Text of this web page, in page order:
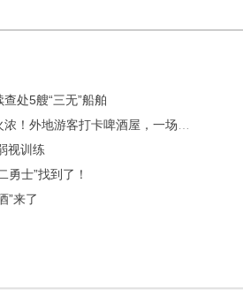
处5艘“三无”船舶
视训练
勇士”找到了！
”来了